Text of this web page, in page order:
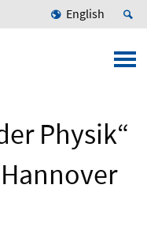
English
Physik“